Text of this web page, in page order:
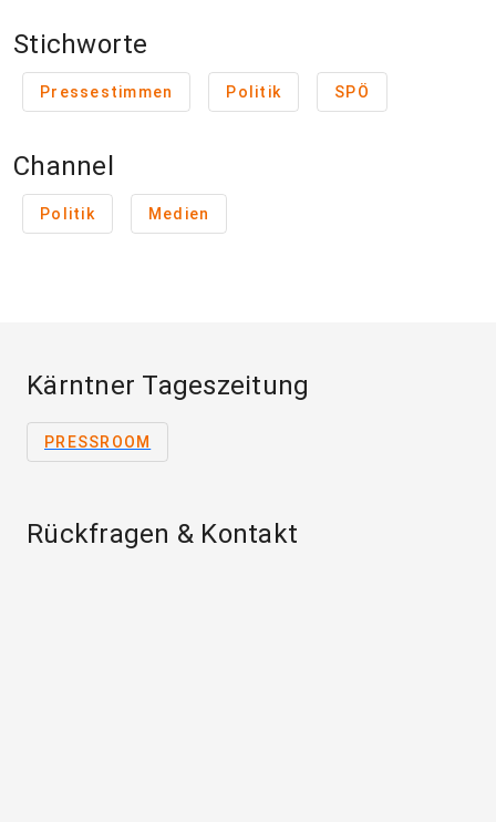
Stichworte
Pressestimmen Politik SPÖ
Channel
Politik Medien
Kärntner Tageszeitung
PRESSROOM
Rückfragen & Kontakt